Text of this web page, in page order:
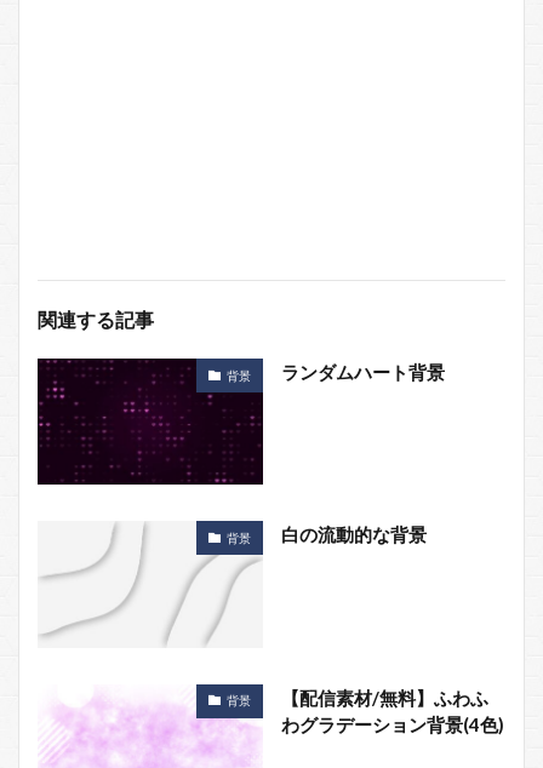
関連する記事
背景 ランダムハート背景
背景 白の流動的な背景
背景
【配信素材/無料】ふわふ
わグラデーション背景(4色)